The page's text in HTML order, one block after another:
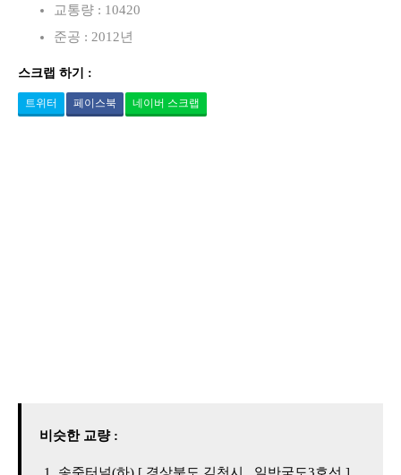
교통량 : 10420
준공 : 2012년
스크랩 하기 :
트위터 페이스북 네이버 스크랩
비슷한 교량 :